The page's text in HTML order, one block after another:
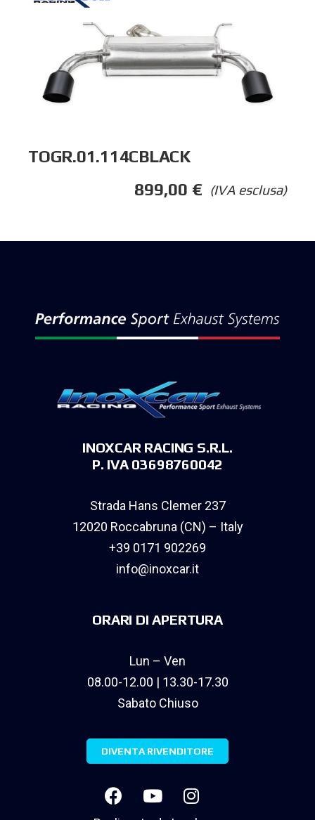
TOGR.01.114CBLACK
(IVA esclusa)
899,00 €
INOXCAR RACING S.R.L.
P. IVA 03698760042
Strada Hans Clemer 237
12020 Roccabruna (CN) – Italy
+39 0171 902269
info@inoxcar.it
ORARI DI APERTURA
Lun – Ven
08.00-12.00 | 13.30-17.30
Sabato Chiuso
DIVENTA RIVENDITORE